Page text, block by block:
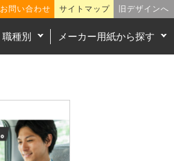
お問い合わせ サイトマップ 旧デザインへ
職種別 メーカー用紙から探す